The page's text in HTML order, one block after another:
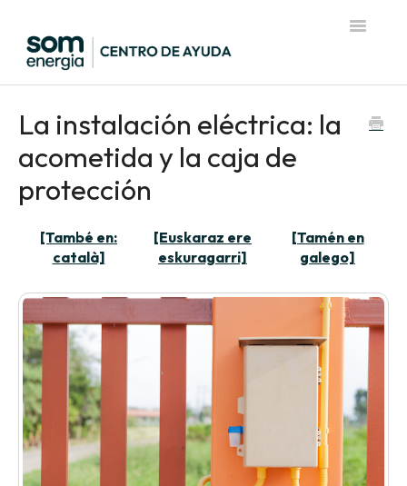
Toggle
La instalación eléctrica: la
acometida y la caja de
protección
[També en:
català]
[Euskaraz ere
eskuragarri]
[Tamén en
galego]